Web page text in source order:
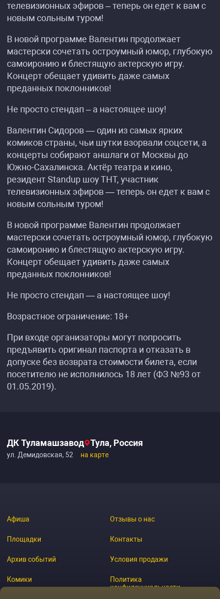
телевизионных эфиров – теперь он едет к вам с
новым сольным туром!
В новой программе Валентин продолжает
мастерски сочетать остроумный юмор, глубокую
самоиронию и блестящую актерскую игру.
Концерт обещает удивить даже самых
преданных поклонников!
Не просто стендап – а настоящее шоу!
Валентин Сидоров — один из самых ярких
комиков страны, чьи шутки взорвали соцсети, а
концерты собирают аншлаги от Москвы до
Южно-Сахалинска. Актёр театра и кино,
резидент Standup шоу ТНТ, участник
телевизионных эфиров — теперь он едет к вам с
новым сольным туром!
В новой программе Валентин продолжает
мастерски сочетать остроумный юмор, глубокую
самоиронию и блестящую актерскую игру.
Концерт обещает удивить даже самых
преданных поклонников!
Не просто стендап — а настоящее шоу!
Возрастное ограничение: 18+
При входе организаторы могут попросить
предъявить оригинал паспорта и отказать в
допуске без возврата стоимости билета, если
посетителю не исполнилось 18 лет (ФЗ №93 от
01.05.2019).
ДК Туламашзавод Тула, Россия
ул. Демидовская, 52 на карте
Афиша
Площадки
Архив событий
Комики
Отзывы о нас
Контакты
Условия продажи
Политика
конфиденциальности